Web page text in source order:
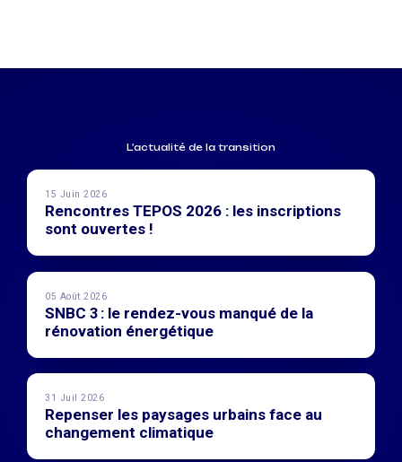
L'actualité de la transition
15 Juin 2026
Rencontres TEPOS 2026 : les inscriptions
sont ouvertes !
05 Août 2026
SNBC 3 : le rendez-vous manqué de la
rénovation énergétique
31 Juil 2026
Repenser les paysages urbains face au
changement climatique